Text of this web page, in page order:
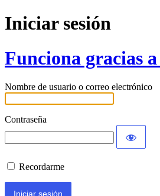
Iniciar sesión
Funciona gracias
Nombre de usuario o correo electrónico
Contraseña
Recordarme